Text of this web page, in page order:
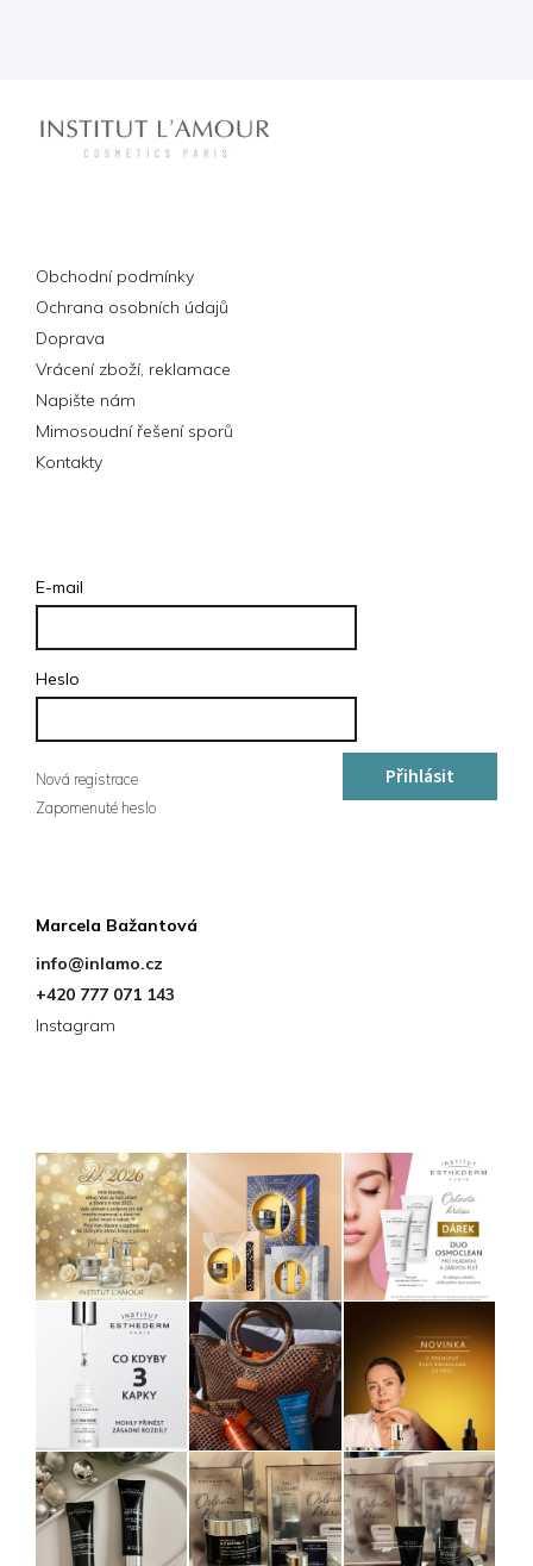
Obchodní podmínky
Ochrana osobních údajů
Doprava
Vrácení zboží, reklamace
Napište nám
Mimosoudní řešení sporů
Kontakty
E-mail
Heslo
Přihlásit
Nová registrace
Zapomenuté heslo
Marcela Bažantová
info@inlamo.cz
+420 777 071 143
Instagram